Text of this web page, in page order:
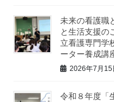
未来の看護職
と生活支援の
立看護専門学
ーター養成講
2026年7月15
令和８年度「